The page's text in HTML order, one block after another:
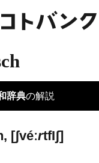
辞典の解説
[ʃvéːrtfIʃ]